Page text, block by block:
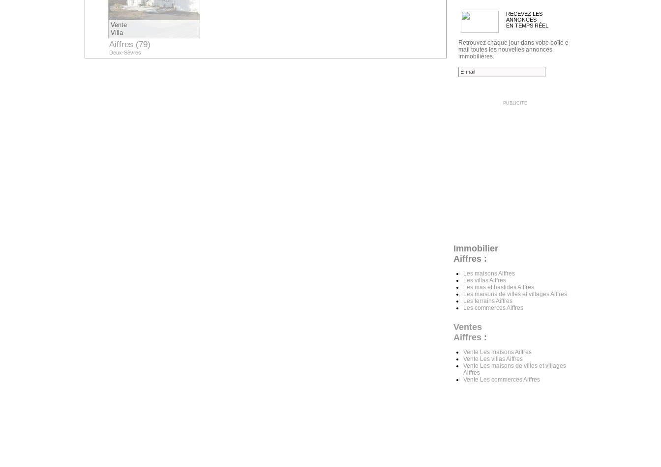
Vente
Villa
Aiffres (79)
Deux-Sèvres
RECEVEZ LES
ANNONCES
EN TEMPS RÉEL
Retrouvez chaque jour dans votre boîte e-
mail toutes les nouvelles annonces
immobilières.
PUBLICITE
Immobilier
Aiffres :
Les maisons Aiffres
Les villas Aiffres
Les mas et bastides Aiffres
Les maisons de villes et villages Aiffres
Les terrains Aiffres
Les commerces Aiffres
Ventes
Aiffres :
Vente Les maisons Aiffres
Vente Les villas Aiffres
Vente Les maisons de villes et villages
Aiffres
Vente Les commerces Aiffres